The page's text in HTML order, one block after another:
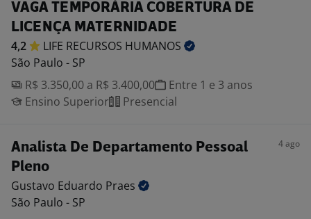
VAGA TEMPORÁRIA COBERTURA DE
LICENÇA MATERNIDADE
4,2 LIFE RECURSOS HUMANOS
São Paulo - SP
R$ 3.350,00 a R$ 3.400,00
Entre 1 e 3 anos
Ensino Superior
Presencial
Analista De Departamento Pessoal
Pleno
4 ago
Gustavo Eduardo Praes
São Paulo - SP